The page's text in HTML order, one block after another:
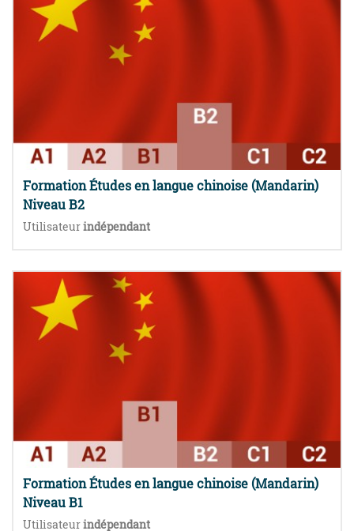
Formation Études en langue chinoise (Mandarin)
Niveau B2
Utilisateurindépendant
Formation Études en langue chinoise (Mandarin)
Niveau B1
Utilisateurindépendant